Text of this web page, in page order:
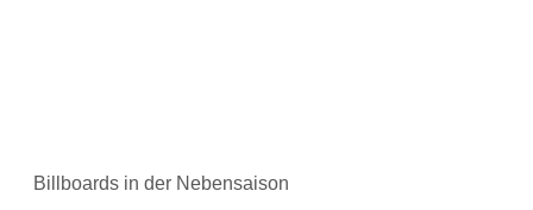
Billboards in der Nebensaison